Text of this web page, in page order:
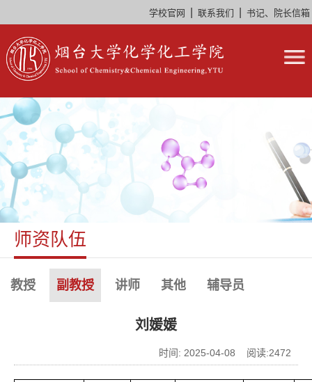
学校官网 联系我们 书记、院长信箱
师资队伍
教授 副教授 讲师 其他 辅导员
刘媛媛
时间: 2025-04-08 阅读:2472